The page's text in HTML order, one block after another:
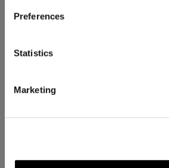
Preferences
Statistics
Marketing